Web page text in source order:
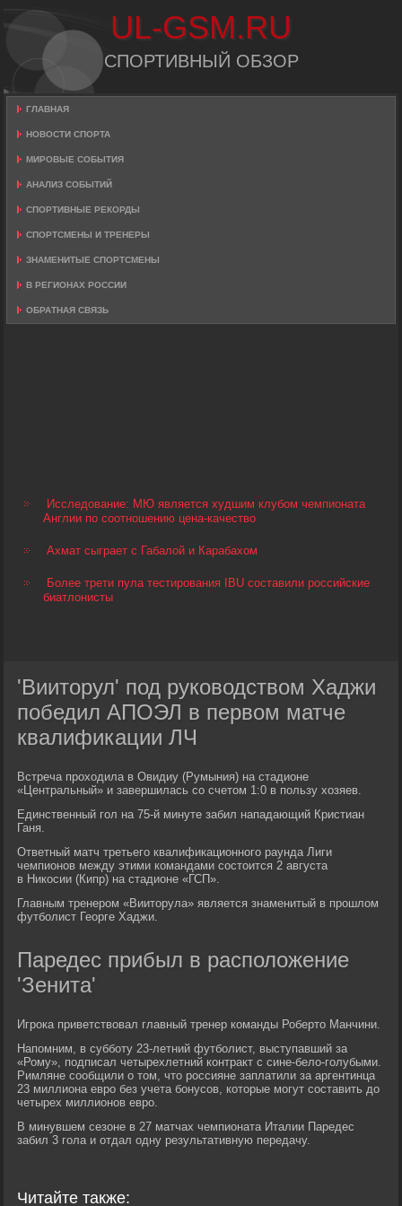
UL-GSM.RU
СПОРТИВНЫЙ ОБЗОР
ГЛАВНАЯ
НОВОСТИ СПОРТА
МИРОВЫЕ СОБЫТИЯ
АНАЛИЗ СОБЫТИЙ
СПОРТИВНЫЕ РЕКОРДЫ
СПОРТСМЕНЫ И ТРЕНЕРЫ
ЗНАМЕНИТЫЕ СПОРТСМЕНЫ
В РЕГИОНАХ РОССИИ
ОБРАТНАЯ СВЯЗЬ
Исследование: МЮ является худшим клубом чемпионата
Англии по соотношению цена-качество
Ахмат сыграет с Габалой и Карабахом
Более трети пула тестирования IBU составили российские
биатлонисты
'Вииторул' под руководством Хаджи
победил АПОЭЛ в первом матче
квалификации ЛЧ
Встреча проходила в Овидиу (Румыния) на стадионе
«Центральный» и завершилась со счетом 1:0 в пользу хозяев.
Единственный гол на 75-й минуте забил нападающий Кристиан
Ганя.
Ответный матч третьего квалификационного раунда Лиги
чемпионов между этими командами состоится 2 августа
в Никосии (Кипр) на стадионе «ГСП».
Главным тренером «Вииторула» является знаменитый в прошлом
футболист Георге Хаджи.
Паредес прибыл в расположение
'Зенита'
Игрока приветствовал главный тренер команды Роберто Манчини.
Напомним, в субботу 23-летний футболист, выступавший за
«Рому», подписал четырехлетний контракт с сине-бело-голубыми.
Римляне сообщили о том, что россияне заплатили за аргентинца
23 миллиона евро без учета бонусов, которые могут составить до
четырех миллионов евро.
В минувшем сезоне в 27 матчах чемпионата Италии Паредес
забил 3 гола и отдал одну результативную передачу.
Читайте также: